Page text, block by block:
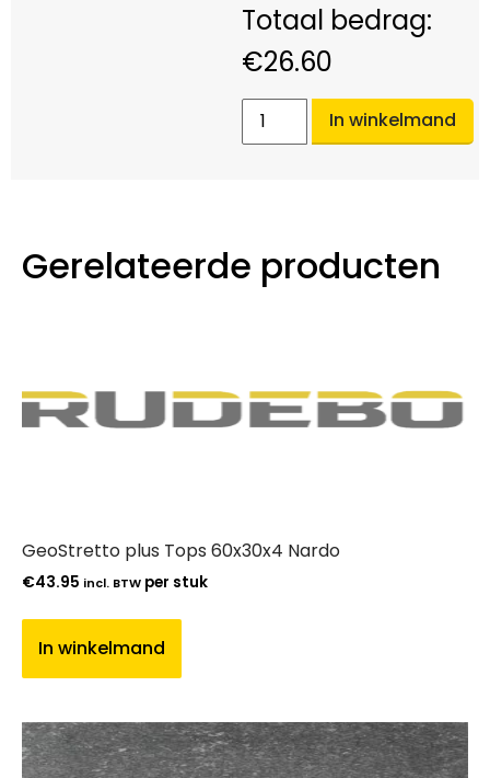
€26.60
In winkelmand
Gerelateerde producten
GeoStretto plus Tops 60x30x4 Nardo
€43.95 incl. BTW per stuk
In winkelmand